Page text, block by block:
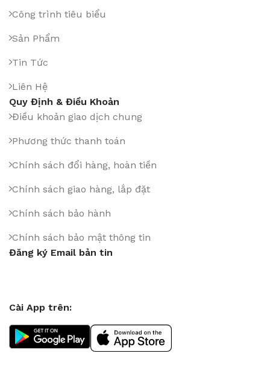
Công trình tiêu biểu
Sản Phẩm
Tin Tức
Liên Hệ
Quy Định & Điều Khoản
Điều khoản giao dịch chung
Phương thức thanh toán
Chính sách đổi hàng, hoàn tiền
Chính sách giao hàng, lắp đặt
Chính sách bảo hành
Chính sách bảo mật thông tin
Đăng ký Email bản tin
Cài App trên: